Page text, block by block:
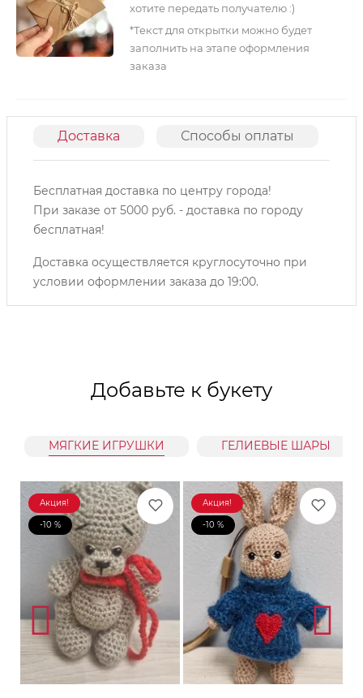
хотите передать получателю :)
*Текст для открытки можно будет
заполнить на этапе оформления
заказа
Доставка Способы оплаты
Бесплатная доставка по центру города!
При заказе от 5000 руб. - доставка по городу
бесплатная!
Доставка осуществляется круглосуточно при
условии оформлении заказа до 19:00.
Добавьте к букету
МЯГКИЕ ИГРУШКИ ГЕЛИЕВЫЕ ШАРЫ
Акция!
-10 %
Акция!
-10 %